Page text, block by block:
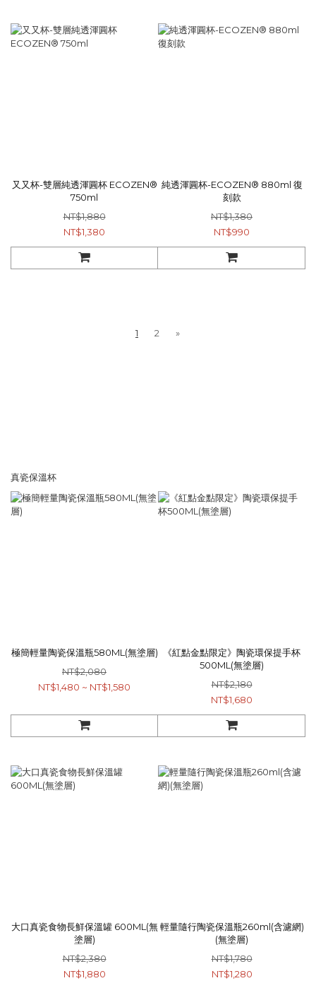
又又杯-雙層純透渾圓杯 ECOZEN®
750ml
NT$1,880
NT$1,380
純透渾圓杯-ECOZEN® 880ml 復
刻款
NT$1,380
NT$990
1 2 »
真瓷保溫杯
極簡輕量陶瓷保溫瓶580ML(無塗層)
NT$2,080
NT$1,480 ~ NT$1,580
《紅點金點限定》陶瓷環保提手杯
500ML(無塗層)
NT$2,180
NT$1,680
大口真瓷食物長鮮保溫罐 600ML(無
塗層)
NT$2,380
NT$1,880
輕量隨行陶瓷保溫瓶260ml(含濾網)
(無塗層)
NT$1,780
NT$1,280